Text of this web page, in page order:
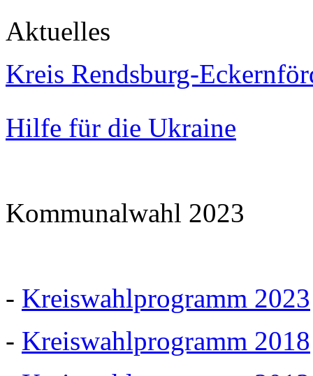
Aktuelles
Kreis Rendsburg-
Hilfe für die Ukraine
Kommunalwahl 2023
- Kreiswahlprogramm 2023
- Kreiswahlprogramm 2018